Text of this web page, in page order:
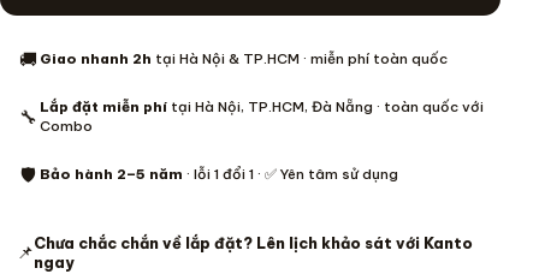
🚚 Giao nhanh 2h tại Hà Nội & TP.HCM · miễn phí toàn quốc
🔧 Lắp đặt miễn phí tại Hà Nội, TP.HCM, Đà Nẵng · toàn quốc với
Combo
🛡️ Bảo hành 2–5 năm · lỗi 1 đổi 1 · ✅ Yên tâm sử dụng
📌Chưa chắc chắn về lắp đặt? Lên lịch khảo sát với Kanto
ngay